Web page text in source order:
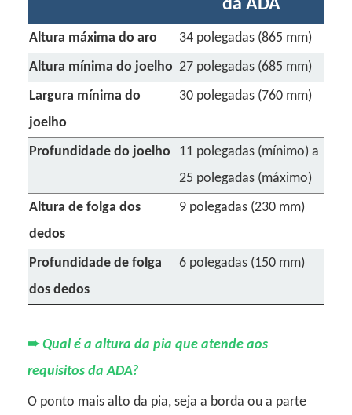
da ADA
Altura máxima do aro
34 polegadas (865 mm)
Altura mínima do joelho 27 polegadas (685 mm)
Largura mínima do
joelho
30 polegadas (760 mm)
Profundidade do joelho
11 polegadas (mínimo) a
25 polegadas (máximo)
Altura de folga dos
dedos
9 polegadas (230 mm)
Profundidade de folga
dos dedos
6 polegadas (150 mm)
➨Qual é a altura da pia que atende aos
requisitos da ADA?
O ponto mais alto da pia, seja a borda ou a parte